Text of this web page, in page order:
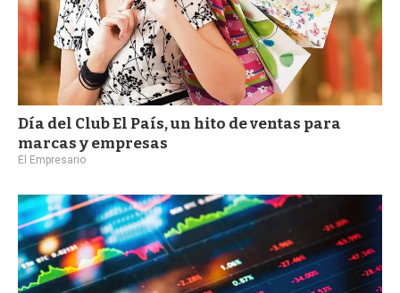
Día del Club El País, un hito de ventas para
marcas y empresas
El Empresario